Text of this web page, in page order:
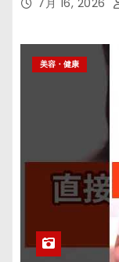
7月 16, 2026
美容・健康